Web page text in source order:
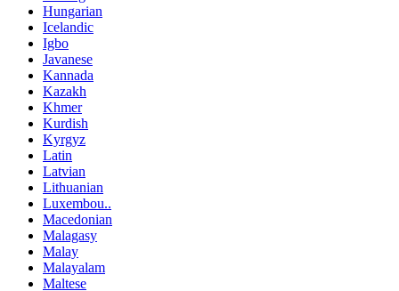
Hungarian
Icelandic
Igbo
Javanese
Kannada
Kazakh
Khmer
Kurdish
Kyrgyz
Latin
Latvian
Lithuanian
Luxembou..
Macedonian
Malagasy
Malay
Malayalam
Maltese